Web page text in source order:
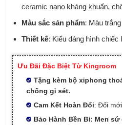
ceramic nano kháng khuẩn,
Màu sắc sản phẩm: Màu
Thiết kế: Kiểu dáng hình chiếc
Ưu Đãi Đặc Biệt Từ Kingroom
Tặng kèm bộ xiphong
chống gỉ sét.
Cam Kết Hoàn Đổi: Đổi
Bảo Hành Bền Bỉ: Men